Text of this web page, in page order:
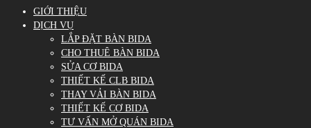
GIỚI THIỆU
DỊCH VỤ
LẮP ĐẶT BÀN BIDA
CHO THUÊ BÀN BIDA
SỬA CƠ BIDA
THIẾT KẾ CLB BIDA
THAY VẢI BÀN BIDA
THIẾT KẾ CƠ BIDA
TƯ VẤN MỞ QUÁN BIDA